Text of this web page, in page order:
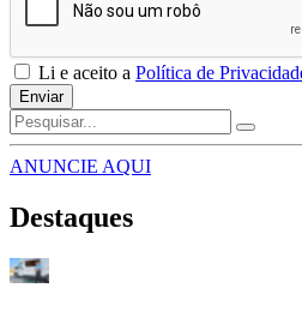
Li e aceito a Política de
Enviar
ANUNCIE AQUI
Destaques